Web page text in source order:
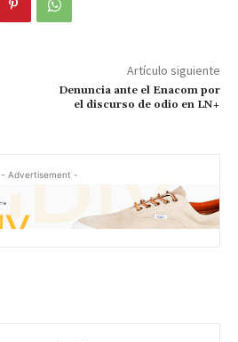
Artículo siguiente
Denuncia ante el Enacom por
el discurso de odio en LN+
- Advertisement -